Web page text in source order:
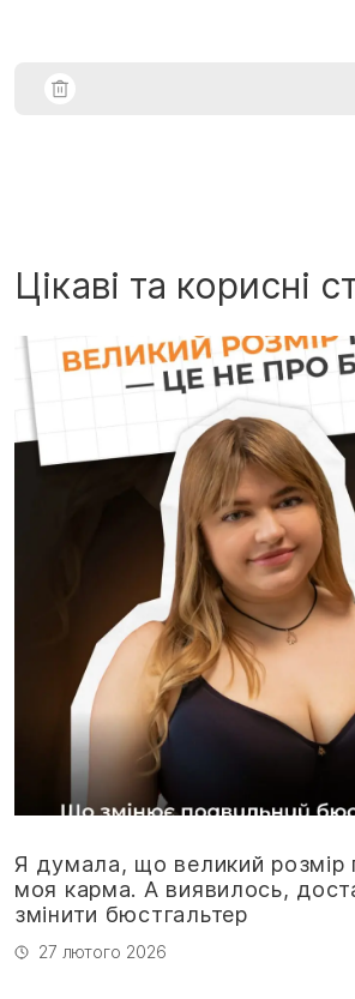
Цікаві та корисні
Я думала, що великий розмір
моя карма. А виявилось,
змінити бюстгальтер
27 лютого 2026